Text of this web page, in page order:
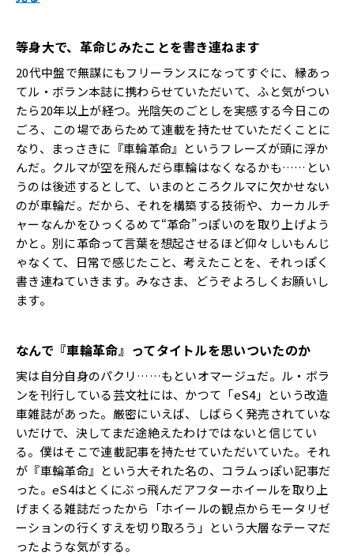
等身大で、革命じみたことを書き連ねます
20代中盤で無謀にもフリーランスになってすぐに、縁あっ
てル・ボラン本誌に携わらせていただいて、ふと気がつい
たら20年以上が経つ。光陰矢のごとしを実感する今日この
ごろ、この場であらためて連載を持たせていただくことに
なり、まっさきに『車輪革命』というフレーズが頭に浮か
んだ。クルマが空を飛んだら車輪はなくなるかも……とい
うのは後述するとして、いまのところクルマに欠かせない
のが車輪だ。だから、それを構築する技術や、カーカルチ
ャーなんかをひっくるめて“革命”っぽいのを取り上げよう
かと。別に革命って言葉を想起させるほど仰々しいもんじ
ゃなくて、日常で感じたこと、考えたことを、それっぽく
書き連ねていきます。みなさま、どうぞよろしくお願いし
ます。
なんで『車輪革命』ってタイトルを思いついたのか
実は自分自身のパクリ……もといオマージュだ。ル・ボラ
ンを刊行している芸文社には、かつて「eS4」という改造
車雑誌があった。厳密にいえば、しばらく発売されていな
いだけで、決してまだ途絶えたわけではないと信じてい
る。僕はそこで連載記事を持たせていただいていた。それ
が『車輪革命』という大それた名の、コラムっぽい記事だ
った。eS4はとくにぶっ飛んだアフターホイールを取り上
げまくる雑誌だったから「ホイールの観点からモータリゼ
ーションの行くすえを切り取ろう」という大層なテーマだ
ったような気がする。